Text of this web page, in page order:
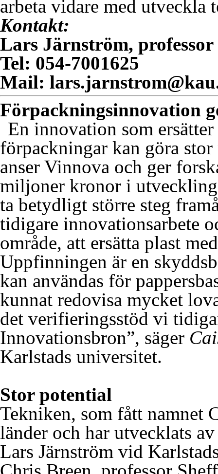
arbeta vidare med utveckla
Kontakt:
Lars Järnström,
Tel: 054-7001625
Mail:
Förpackningsinnovation
En innovation som
förpackningar kan göra
anser Vinnova och ger
miljoner kronor i
ta betydligt större steg
tidigare innovationsarbete
område, att ersätta plast
Uppfinningen är en
kan användas för
kunnat redovisa mycket
det verifieringsstöd vi
Innovationsbron”, säger
Karlstads universitet.
Stor potential
Tekniken, som fått namnet
länder och har utvecklats
Lars Järnström vid